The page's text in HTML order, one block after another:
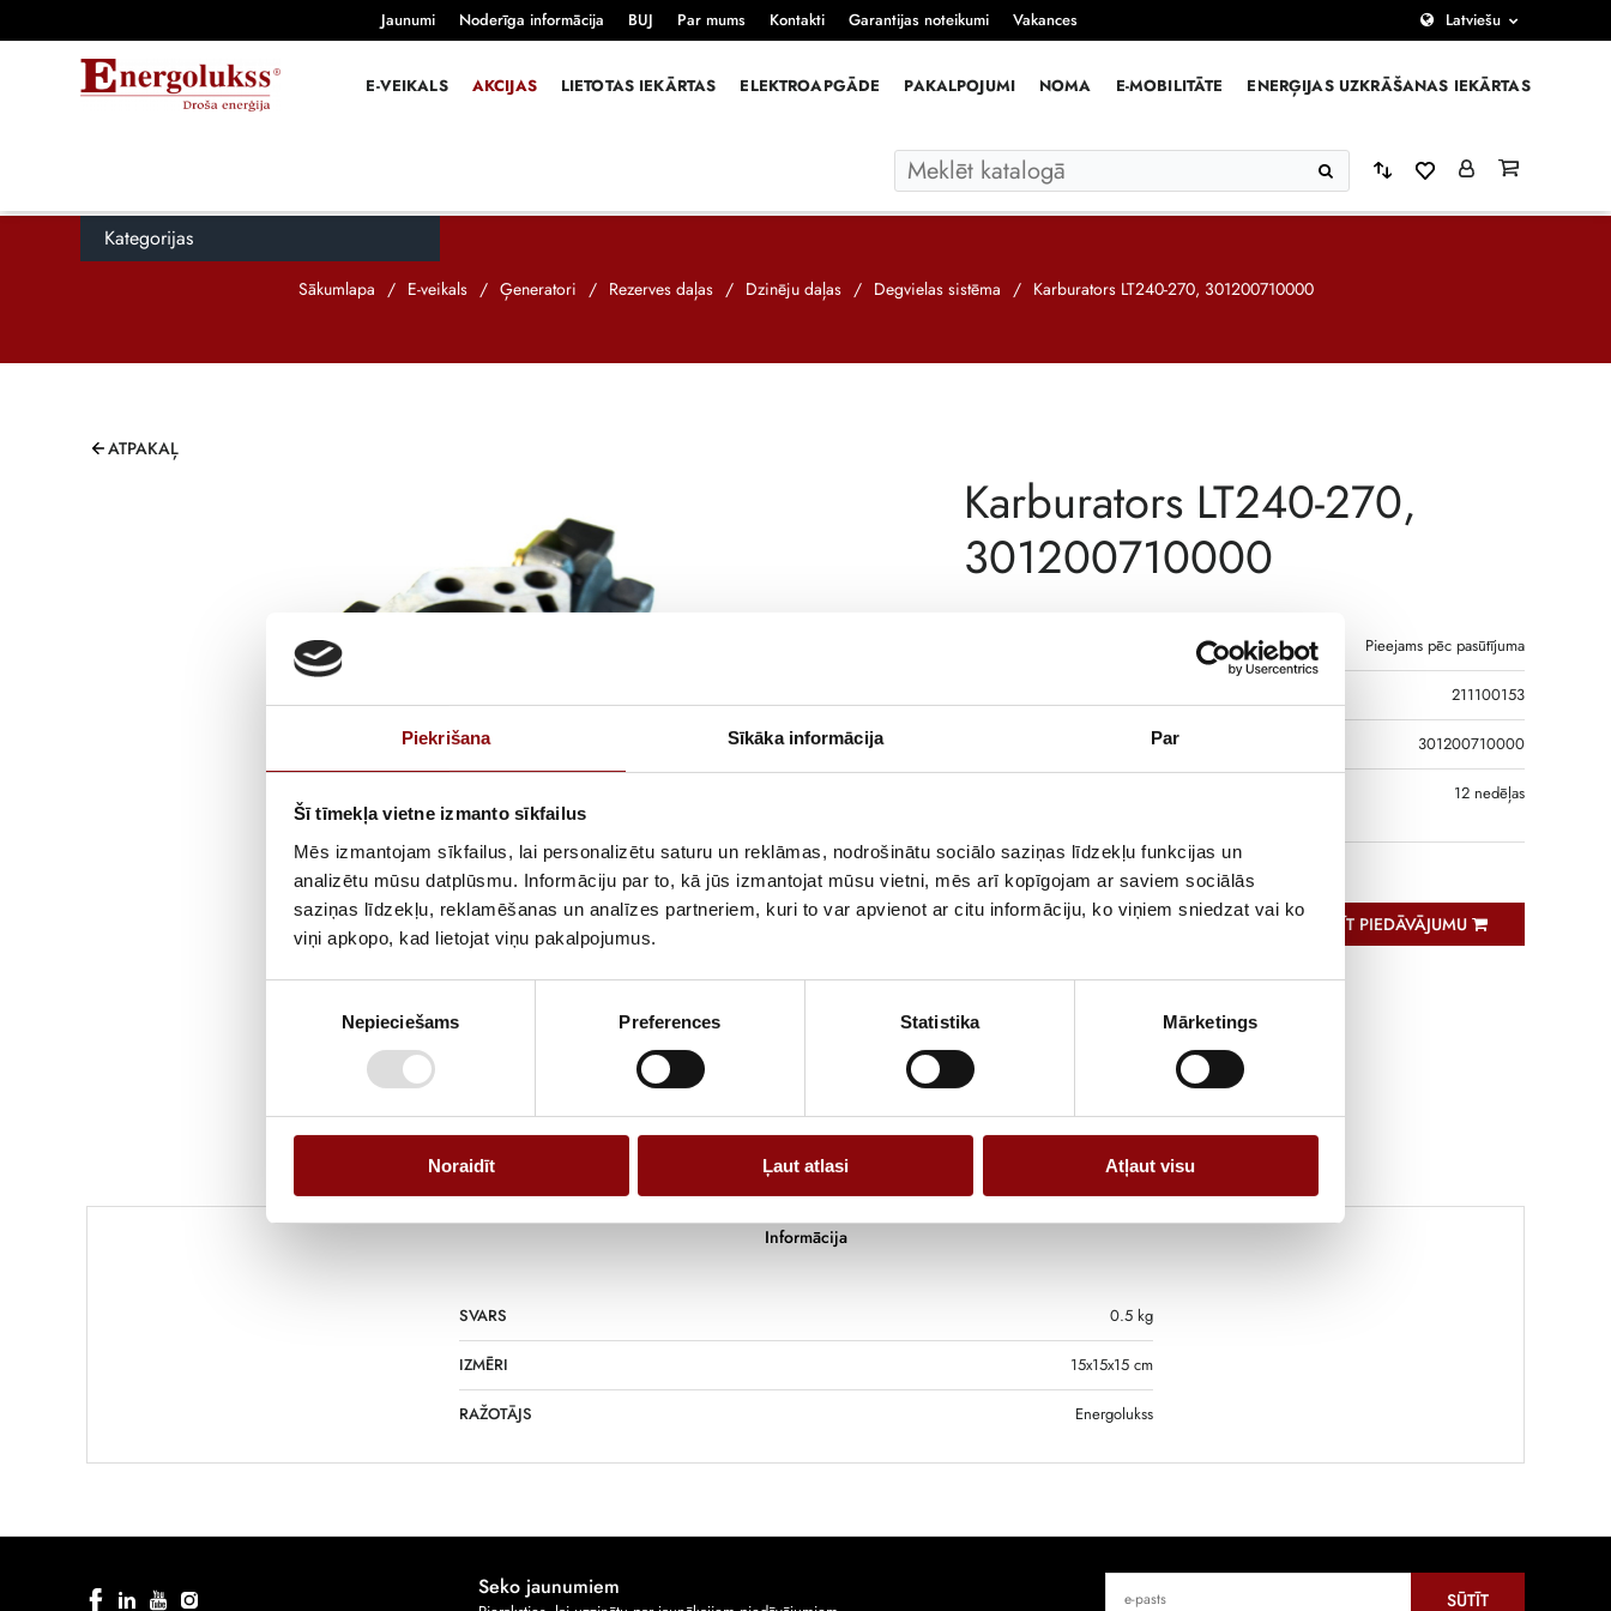
Piekrišana Sīkāka informācija Par
Šī tīmekļa vietne izmanto sīkfailus
Mēs izmantojam sīkfailus, lai personalizētu saturu un reklāmas, nodrošinātu sociālo saziņas līdzekļu funkcijas un
analizētu mūsu datplūsmu. Informāciju par to, kā jūs izmantojat mūsu vietni, mēs arī kopīgojam ar saviem sociālās
saziņas līdzekļu, reklamēšanas un analīzes partneriem, kuri to var apvienot ar citu informāciju, ko viņiem sniedzat vai ko
viņi apkopo, kad lietojat viņu pakalpojumus.
Nepieciešams Preferences Statistika Mārketings
Noraidīt Ļaut atlasi Atļaut visu
Jaunumi Noderīga informācija BUJ Par mums Kontakti Garantijas noteikumi Vakances Latviešu
E-VEIKALS AKCIJAS LIETOTAS IEKĀRTAS ELEKTROAPGĀDE PAKALPOJUMI NOMA E-MOBILITĀTE ENERĢIJAS UZKRĀŠANAS IEKĀRTAS
Kategorijas
Sākumlapa / E-veikals / Ģeneratori / Rezerves daļas / Dzinēju daļas / Degvielas sistēma / Karburators LT240-270, 301200710000
ATPAKAĻ
Karburators LT240-270,
301200710000
Pieejams pēc pasūtījuma
211100153
301200710000
12 nedēļas
APRAKSTS
PIEPRASĪT PIEDĀVĀJUMU
Informācija
SVARS 0.5 kg
IZMĒRI 15x15x15 cm
RAŽOTĀJS Energolukss
Seko jaunumiem SŪTĪT